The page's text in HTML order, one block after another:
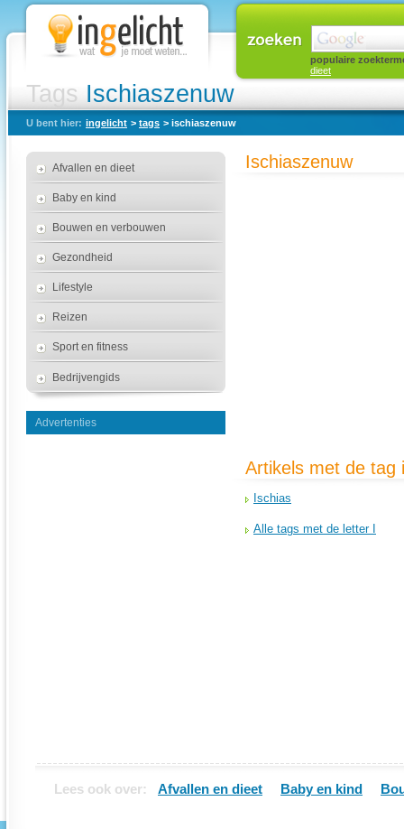
Tags Ischiaszenuw
populaire
dieet
U bent hier: ingelicht > tags > ischiaszenuw
Afvallen en dieet
Baby en kind
Bouwen en verbouwen
Gezondheid
Lifestyle
Reizen
Sport en fitness
Bedrijvengids
Advertenties
Ischiaszenuw
Artikels met de tag
Ischias
Alle tags met de letter I
Lees ook over: Afvallen en dieet Baby en kind